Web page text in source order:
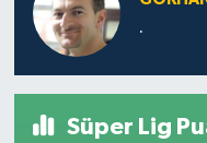
.
Süper Lig